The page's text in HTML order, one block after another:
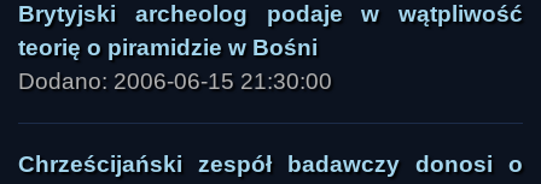
Brytyjski archeolog podaje w wątpliwość
teorię o piramidzie w Bośni
Dodano: 2006-06-15 21:30:00
Chrześcijański zespół badawczy donosi o